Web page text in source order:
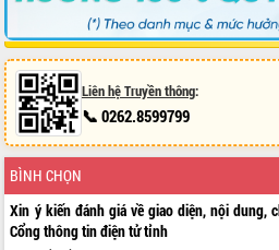
Liên hệ Truyền thông:
📞 0262.8599799
BÌNH CHỌN
Xin ý kiến đánh giá về giao diện, nội dung,
Cổng thông tin điện tử tỉnh